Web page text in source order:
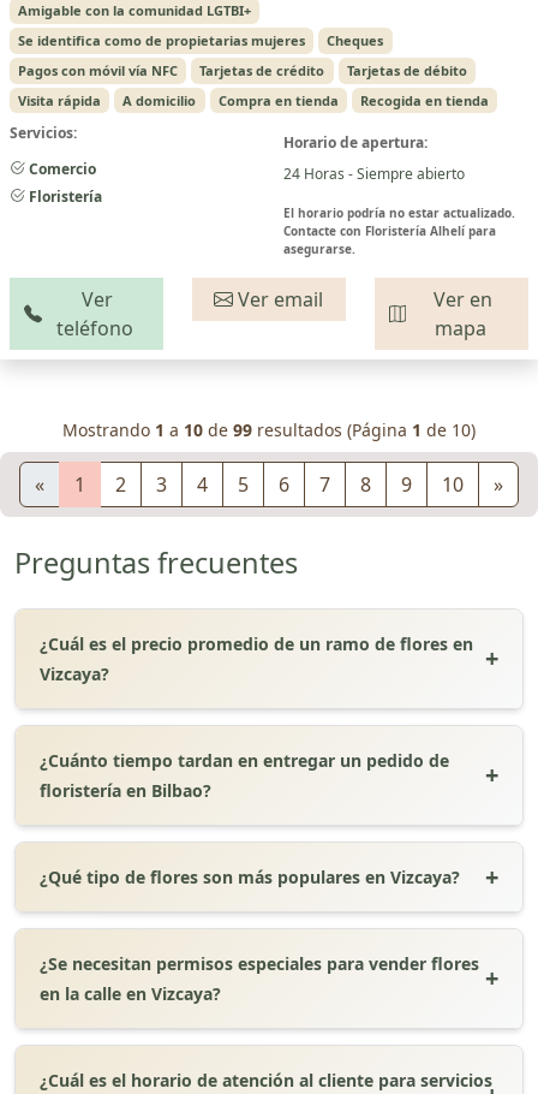
Amigable con la comunidad LGTBI+
Se identifica como de propietarias mujeres
Cheques
Pagos con móvil vía NFC
Tarjetas de crédito
Tarjetas de débito
Visita rápida
A domicilio Compra en tienda Recogida en tienda
Servicios:
Comercio
Floristería
Horario de apertura:
24 Horas - Siempre abierto
El horario podría no estar actualizado.
Contacte con Floristería Alhelí para
asegurarse.
Ver
teléfono
Ver email
Ver en
mapa
Mostrando 1 a 10 de 99 resultados (Página 1 de 10)
« 1 2 3 4 5 6 7 8 9 10 »
Preguntas frecuentes
¿Cuál es el precio promedio de un ramo de flores en
Vizcaya?
¿Cuánto tiempo tardan en entregar un pedido de
floristería en Bilbao?
¿Qué tipo de flores son más populares en Vizcaya?
¿Se necesitan permisos especiales para vender flores
en la calle en Vizcaya?
¿Cuál es el horario de atención al cliente para servicios